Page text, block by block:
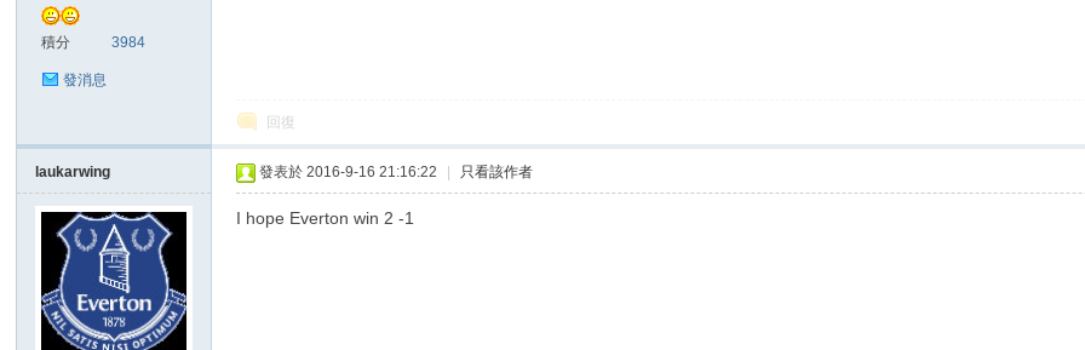
討
積分 3984
發消息
回復
laukarwing 發表於 2016-9-16 21:16:22 只看該作者
I hope Everton win 2 -1